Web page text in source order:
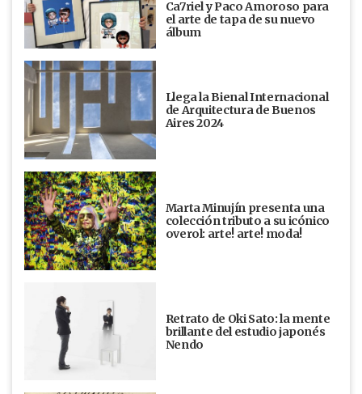
Ca7riel y Paco Amoroso para
el arte de tapa de su nuevo
álbum
Llega la Bienal Internacional
de Arquitectura de Buenos
Aires 2024
Marta Minujín presenta una
colección tributo a su icónico
overol: arte! arte! moda!
Retrato de Oki Sato: la mente
brillante del estudio japonés
Nendo